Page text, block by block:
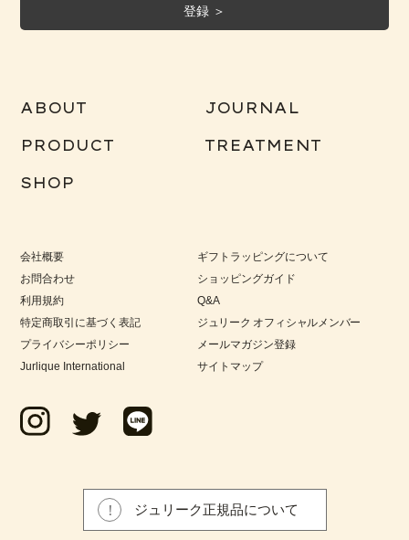
ABOUT JOURNAL
PRODUCT TREATMENT
SHOP
会社概要
お問合わせ
利用規約
特定商取引に基づく表記
プライバシーポリシー
Jurlique International
ギフトラッピングについて
ショッピングガイド
Q&A
ジュリーク オフィシャルメンバー
メールマガジン登録
サイトマップ
ジュリーク正規品について